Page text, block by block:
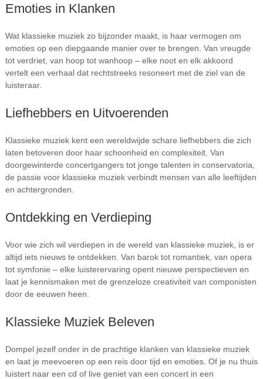
Emoties in Klanken
Wat klassieke muziek zo bijzonder maakt, is haar vermogen om
emoties op een diepgaande manier over te brengen. Van vreugde
tot verdriet, van hoop tot wanhoop – elke noot en elk akkoord
vertelt een verhaal dat rechtstreeks resoneert met de ziel van de
luisteraar.
Liefhebbers en Uitvoerenden
Klassieke muziek kent een wereldwijde schare liefhebbers die zich
laten betoveren door haar schoonheid en complexiteit. Van
doorgewinterde concertgangers tot jonge talenten in conservatoria,
de passie voor klassieke muziek verbindt mensen van alle leeftijden
en achtergronden.
Ontdekking en Verdieping
Voor wie zich wil verdiepen in de wereld van klassieke muziek, is er
altijd iets nieuws te ontdekken. Van barok tot romantiek, van opera
tot symfonie – elke luisterervaring opent nieuwe perspectieven en
laat je kennismaken met de grenzeloze creativiteit van componisten
door de eeuwen heen.
Klassieke Muziek Beleven
Dompel jezelf onder in de prachtige klanken van klassieke muziek
en laat je meevoeren op een reis door tijd en emoties. Of je nu thuis
luistert naar een cd of live geniet van een concert in een